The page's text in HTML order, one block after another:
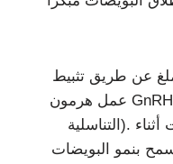
حقنة سيتروريليكس 0.25 ملغ عن طريق تثبيط
عمل هرمون GnRH (الهرمون المُطلق لموجهة الغدد
التناسلية). هذا يمنع الإطلاق المبكر للبويضات أثناء
بنمو البويضات